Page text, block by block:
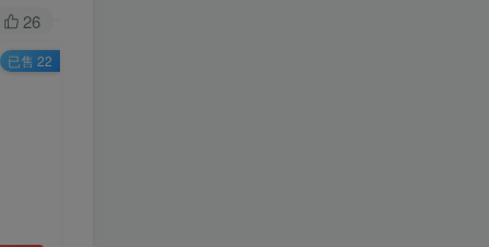
26
已售 22